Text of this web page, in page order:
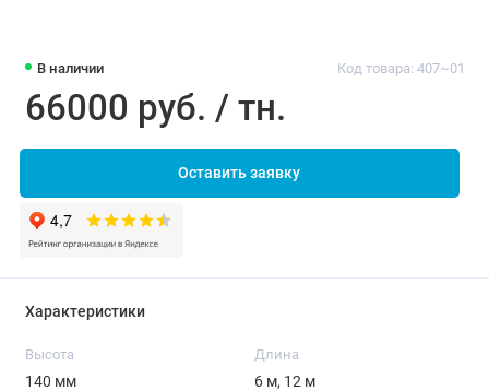
В наличии Код товара: 407~01
66000 руб. / тн.
Оставить заявку
Характеристики
Высота
140 мм
Длина
6 м, 12 м